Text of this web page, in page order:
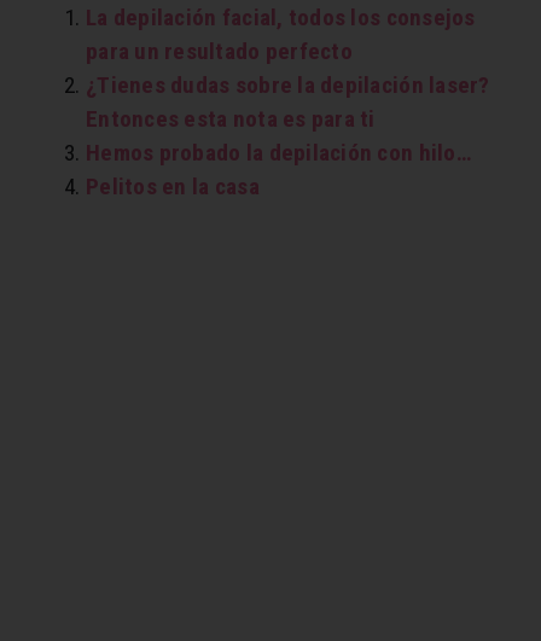
La depilación facial, todos los consejos
para un resultado perfecto
¿Tienes dudas sobre la depilación laser?
Entonces esta nota es para ti
Hemos probado la depilación con hilo…
Pelitos en la casa